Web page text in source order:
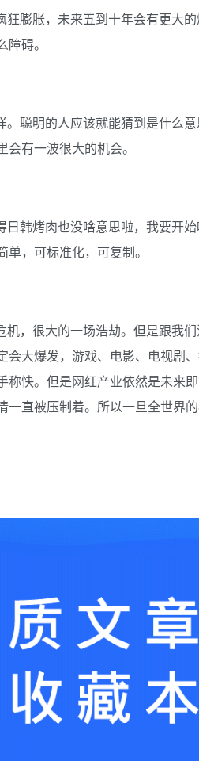
膨胀，未来五到十年会有更大
碍。
聪明的人应该就能猜到是什么
有一波很大的机会。
韩烤肉也没啥意思啦，我要开
，可标准化，可复制。
，很大的一场浩劫。但是跟我
大爆发，游戏、电影、电视剧
快。但是网红产业依然是未来
直被压制着。所以一旦全世界